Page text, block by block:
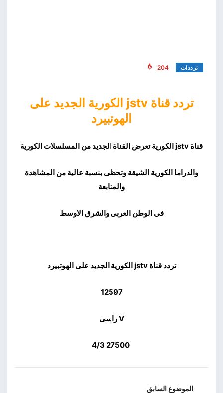
ترددات 204
تردد قناة jstv الكورية الجديد على
الهوتبيرد
قناة jstv الكورية تعرض القناة الجديد من المسلسلات الكورية
والدراما الكورية الشيقة وتحظى بنسبة عالية من المشاهدة
والمتابعة
فى الوطن العربى والشرق الاوسط
تردد قناة jstv الكورية الجديد على الهوتبيرد
12597
V راسى
الموضوع السابق